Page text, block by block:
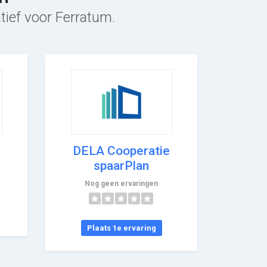
voor Ferratum.
DELA Cooperatie
spaarPlan
Nog geen ervaringen
Plaats 1e ervaring